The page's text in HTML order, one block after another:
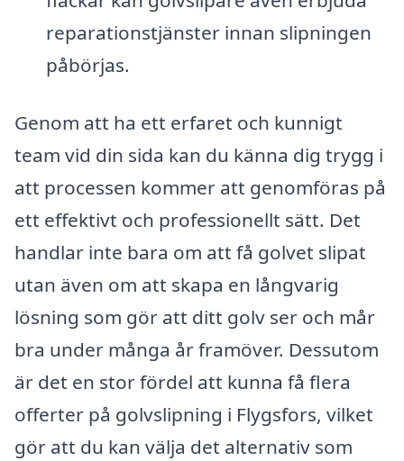
reparationstjänster innan slipningen
påbörjas.
Genom att ha ett erfaret och kunnigt
team vid din sida kan du känna dig trygg i
att processen kommer att genomföras på
ett effektivt och professionellt sätt. Det
handlar inte bara om att få golvet slipat
utan även om att skapa en långvarig
lösning som gör att ditt golv ser och mår
bra under många år framöver. Dessutom
är det en stor fördel att kunna få flera
offerter på golvslipning i Flygsfors, vilket
gör att du kan välja det alternativ som